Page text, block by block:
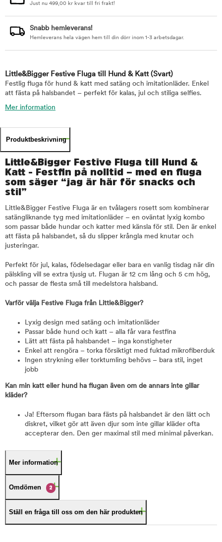
Just nu 499,00 kr kvar till fri frakt!
Snabb hemleverans!
Hemleverans hela vägen hem till din dörr inom 1-3 arbetsdagar.
Little&Bigger Festive Fluga till Hund & Katt (Svart)
Festlig fluga för hund & katt med satäng och imitationläder. Enkel
att fästa på halsbandet – perfekt för kalas, jul och stiliga selfies.
Mer information
Produktbeskrivning
Little&Bigger Festive Fluga till Hund &
Katt - Festfin på nolltid – med en fluga
som säger “jag är här för snacks och
stil”
Little&Bigger Festive Fluga är en tvålagers rosett som kombinerar
satängliknande tyg med imitationläder – en oväntat lyxig kombo
som passar både hundar och katter med känsla för stil. Den är enkel
att fästa på halsbandet, så du slipper krångla med knutar och
justeringar.
Perfekt för jul, kalas, födelsedagar eller bara en vanlig tisdag när din
pälskling vill se extra tjusig ut. Flugan är 12 cm lång och 5 cm hög,
och passar de flesta små till medelstora halsband.
Varför välja Festive Fluga från Little&Bigger?
Lyxig design med satäng och imitationläder
Passar både hund och katt – alla får vara festfina
Lätt att fästa på halsbandet – inga konstigheter
Enkel att rengöra – torka försiktigt med fuktad mikrofiberduk
Ingen strykning eller torktumling behövs – bara stil, inget
jobb
Kan min katt eller hund ha flugan även om de annars inte gillar
kläder?
Ja! Eftersom flugan bara fästs på halsbandet är den lätt och
diskret, vilket gör att även djur som inte gillar kläder ofta
accepterar den. Den ger maximal stil med minimal påverkan.
Mer information
Omdömen 2
Ställ en fråga till oss om den här produkten